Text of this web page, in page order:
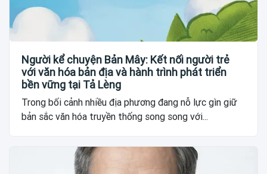
Người kể chuyện Bản Mây: Kết nối người trẻ
với văn hóa bản địa và hành trình phát triển
bền vững tại Tả Lèng
Trong bối cảnh nhiều địa phương đang nỗ lực gìn giữ
bản sắc văn hóa truyền thống song song với...